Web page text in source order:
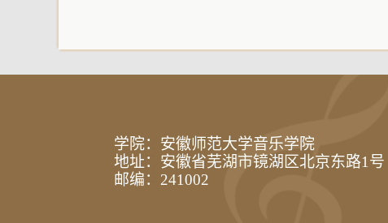
学院：安徽师范大学音乐学院
地址：安徽省芜湖市镜湖区北京东路1号
邮编：241002